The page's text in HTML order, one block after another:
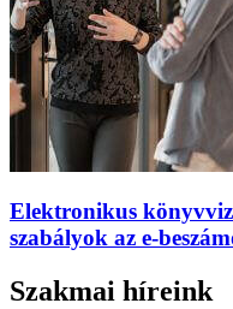
Elektronikus
szabályok az e-
Szakmai híreink